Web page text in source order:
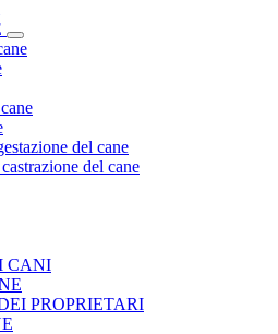
del cane
del cane
CANI
PROPRIETARI